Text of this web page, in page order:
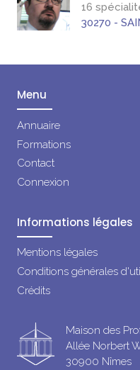
16
30270 -
Menu
Annuaire
Formations
Contact
Connexion
Informations légales
Mentions légales
Conditions générales
Crédits
Maison des
Allée Norbert
30900 Nîmes